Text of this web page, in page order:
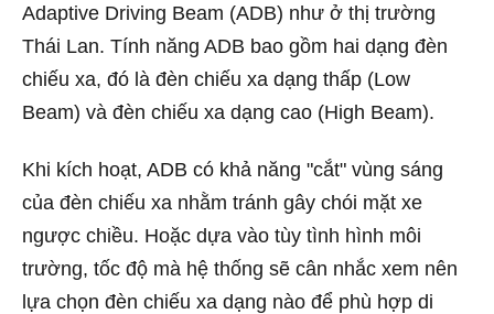
Adaptive Driving Beam (ADB) như ở thị trường
Thái Lan. Tính năng ADB bao gồm hai dạng đèn
chiếu xa, đó là đèn chiếu xa dạng thấp (Low
Beam) và đèn chiếu xa dạng cao (High Beam).
Khi kích hoạt, ADB có khả năng "cắt" vùng sáng
của đèn chiếu xa nhằm tránh gây chói mặt xe
ngược chiều. Hoặc dựa vào tùy tình hình môi
trường, tốc độ mà hệ thống sẽ cân nhắc xem nên
lựa chọn đèn chiếu xa dạng nào để phù hợp di